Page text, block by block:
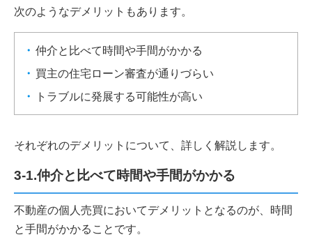
次のようなデメリットもあります。
仲介と比べて時間や手間がかかる
買主の住宅ローン審査が通りづらい
トラブルに発展する可能性が高い
それぞれのデメリットについて、詳しく解説します。
3-1.仲介と比べて時間や手間がかかる
不動産の個人売買においてデメリットとなるのが、時間
と手間がかかることです。